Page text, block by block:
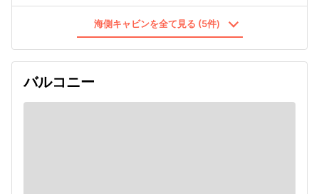
海側キャビンを全て見る (5件)
バルコニー